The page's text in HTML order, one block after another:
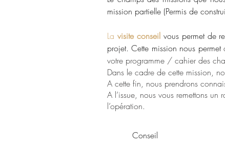
mission partielle (Permis de
La visite conseilvous permet de
projet. Cette mission nous permet
votre programme / cahier des
Dans le cadre de cette mission,
A cette fin, nous prendrons
A l’issue, nous vous remettons
l’opération.
Conseil